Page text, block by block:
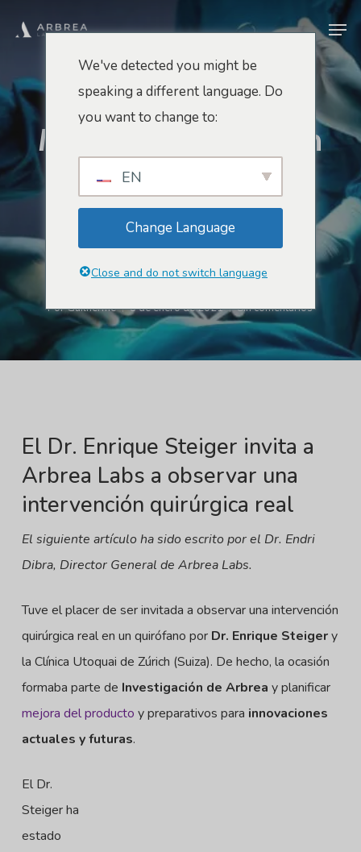
principal
Innovación Y Futuro
Mi Experiencia En Un
Quirófano. Por Qué
Importan Los
Pequeños Pasos
PorGuilherme 8 de enero de 2021 Sin comentarios
El Dr. Enrique Steiger invita a
Arbrea Labs a observar una
intervención quirúrgica real
El siguiente artículo ha sido escrito por el Dr. Endri
Dibra, Director General de Arbrea Labs.
Tuve el placer de ser invitada a observar una intervención
quirúrgica real en un quirófano por Dr. Enrique Steigery
la Clínica Utoquai de Zúrich (Suiza). De hecho, la ocasión
formaba parte de Investigación de Arbrea y planificar
mejora del producto y preparativos para innovaciones
actuales y futuras.
El Dr.
Steiger ha
estado
We've detected you might be
speaking a different language. Do
you want to change to:
EN
Change Language
Close and do not switch language